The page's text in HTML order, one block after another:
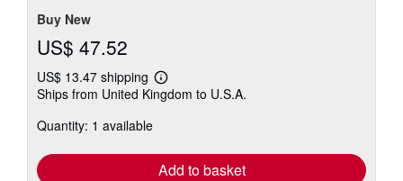
Buy New
US$ 47.52
US$ 13.47 shipping
Learn
more
Ships from United Kingdom to U.S.A.
Quantity: 1 available
Add to basket